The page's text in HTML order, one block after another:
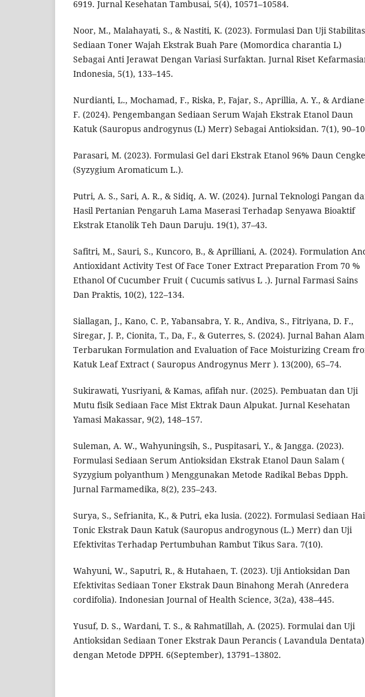
6919. Jurnal Kesehatan Tambusai, 5(4), 10571–10584.
Noor, M., Malahayati, S., & Nastiti, K. (2023). Formulasi Dan Uji Stabilitas
Sediaan Toner Wajah Ekstrak Buah Pare (Momordica charantia L)
Sebagai Anti Jerawat Dengan Variasi Surfaktan. Jurnal Riset
Indonesia, 5(1), 133–145.
Nurdianti, L., Mochamad, F., Riska, P., Fajar, S., Aprillia, A. Y., &
F. (2024). Pengembangan Sediaan Serum Wajah Ekstrak Etanol Daun
Katuk (Sauropus androgynus (L) Merr) Sebagai Antioksidan. 7(1),
Parasari, M. (2023). Formulasi Gel dari Ekstrak Etanol 96% Daun
(Syzygium Aromaticum L.).
Putri, A. S., Sari, A. R., & Sidiq, A. W. (2024). Jurnal Teknologi Pangan
Hasil Pertanian Pengaruh Lama Maserasi Terhadap Senyawa Bioaktif
Ekstrak Etanolik Teh Daun Daruju. 19(1), 37–43.
Safitri, M., Sauri, S., Kuncoro, B., & Aprilliani, A. (2024). Formulation
Antioxidant Activity Test Of Face Toner Extract Preparation From 70 %
Ethanol Of Cucumber Fruit ( Cucumis sativus L .). Jurnal Farmasi Sains
Dan Praktis, 10(2), 122–134.
Siallagan, J., Kano, C. P., Yabansabra, Y. R., Andiva, S., Fitriyana, D. F.,
Siregar, J. P., Cionita, T., Da, F., & Guterres, S. (2024). Jurnal Bahan Alam
Terbarukan Formulation and Evaluation of Face Moisturizing Cream
Katuk Leaf Extract ( Sauropus Androgynus Merr ). 13(200), 65–74.
Sukirawati, Yusriyani, & Kamas, afifah nur. (2025). Pembuatan dan Uji
Mutu fisik Sediaan Face Mist Ektrak Daun Alpukat. Jurnal Kesehatan
Yamasi Makassar, 9(2), 148–157.
Suleman, A. W., Wahyuningsih, S., Puspitasari, Y., & Jangga. (2023).
Formulasi Sediaan Serum Antioksidan Ekstrak Etanol Daun Salam (
Syzygium polyanthum ) Menggunakan Metode Radikal Bebas Dpph.
Jurnal Farmamedika, 8(2), 235–243.
Surya, S., Sefrianita, K., & Putri, eka lusia. (2022). Formulasi Sediaan
Tonic Ekstrak Daun Katuk (Sauropus androgynous (L.) Merr) dan Uji
Efektivitas Terhadap Pertumbuhan Rambut Tikus Sara. 7(10).
Wahyuni, W., Saputri, R., & Hutahaen, T. (2023). Uji Antioksidan Dan
Efektivitas Sediaan Toner Ekstrak Daun Binahong Merah (Anredera
cordifolia). Indonesian Journal of Health Science, 3(2a), 438–445.
Yusuf, D. S., Wardani, T. S., & Rahmatillah, A. (2025). Formulai dan Uji
Antioksidan Sediaan Toner Ekstrak Daun Perancis ( Lavandula Dentata)
dengan Metode DPPH. 6(September), 13791–13802.